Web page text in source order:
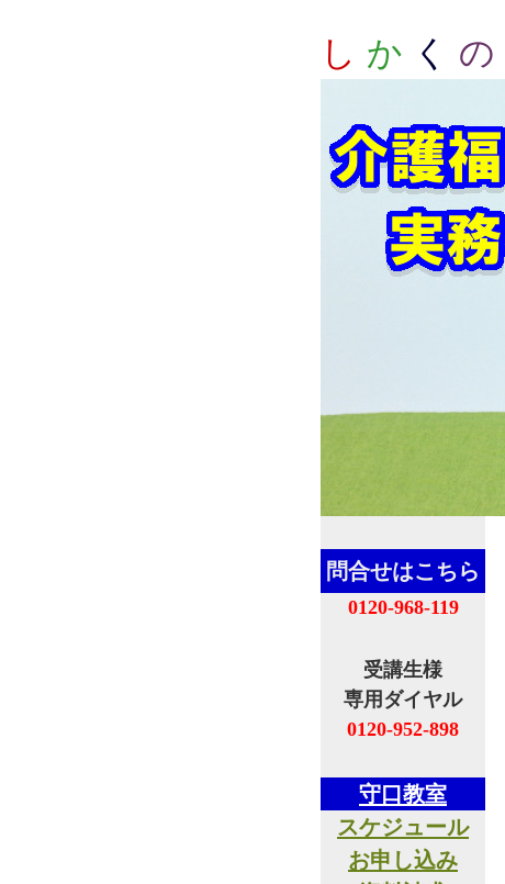
し か く の
問合せはこちら
0120-968-119
受講生様
専用ダイヤル
0120-952-898
守口教室
スケジュール
お申し込み